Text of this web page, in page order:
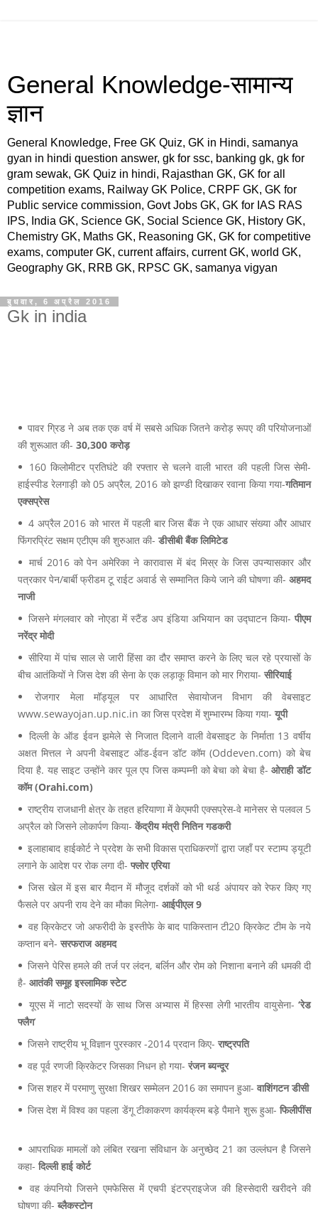
General Knowledge-सामान्य
ज्ञान
General Knowledge, Free GK Quiz, GK in Hindi, samanya
gyan in hindi question answer, gk for ssc, banking gk, gk for
gram sewak, GK Quiz in hindi, Rajasthan GK, GK for all
competition exams, Railway GK Police, CRPF GK, GK for
Public service commission, Govt Jobs GK, GK for IAS RAS
IPS, India GK, Science GK, Social Science GK, History GK,
Chemistry GK, Maths GK, Reasoning GK, GK for competitive
exams, computer GK, current affairs, current GK, world GK,
Geography GK, RRB GK, RPSC GK, samanya vigyan
बुधवार, 6 अप्रैल 2016
Gk in india
पावर ग्रिड ने अब तक एक वर्ष में सबसे अधिक जितने करोड़ रूपए की परियोजनाओं
की शुरूआत की- 30,300 करोड़
160 किलोमीटर प्रतिघंटे की रफ्तार से चलने वाली भारत की पहली जिस सेमी-
हाईस्पीड रेलगाड़ी को 05 अप्रैल, 2016 को झण्डी दिखाकर रवाना किया गया-गतिमान
एक्सप्रेस
4 अप्रैल 2016 को भारत में पहली बार जिस बैंक ने एक आधार संख्या और आधार
फिंगरप्रिंट सक्षम एटीएम की शुरुआत की- डीसीबी बैंक लिमिटेड
मार्च 2016 को पेन अमेरिका ने कारावास में बंद मिस्र के जिस उपन्यासकार और
पत्रकार पेन/बार्बी फ्रीडम टू राईट अवार्ड से सम्मानित किये जाने की घोषणा की- अहमद
नाजी
जिसने मंगलवार को नोएडा में स्टैंड अप इंडिया अभियान का उद्घाटन किया-पीएम
नरेंद्र मोदी
सीरिया में पांच साल से जारी हिंसा का दौर समाप्त करने के लिए चल रहे प्रयासों के
बीच आतंकियों ने जिस देश की सेना के एक लड़ाकू विमान को मार गिराया- सीरियाई
रोजगार मेला मॉड्यूल पर आधारित सेवायोजन विभाग की वेबसाइट
www.sewayojan.up.nic.in का जिस प्रदेश में शुम्भारम्भ किया गया- यूपी
दिल्ली के ऑड ईवन झमेले से निजात दिलाने वाली वेबसाइट के निर्माता 13 वर्षीय
अक्षत मित्तल ने अपनी वेबसाइट ऑड-ईवन डॉट कॉम (Oddeven.com) को बेच
दिया है. यह साइट उन्होंने कार पूल एप जिस कम्पम्नी को बेचा को बेचा है-ओराही डॉट
कॉम (Orahi.com)
राष्ट्रीय राजधानी क्षेत्र के तहत हरियाणा में केएमपी एक्सप्रेस-वे मानेसर से पलवल 5
अप्रैल को जिसने लोकार्पण किया- केंद्रीय मंत्री नितिन गडकरी
इलाहाबाद हाईकोर्ट ने प्रदेश के सभी विकास प्राधिकरणों द्वारा जहाँ पर स्टाम्प ड्यूटी
लगाने के आदेश पर रोक लगा दी- फ्लोर एरिया
जिस खेल में इस बार मैदान में मौजूद दर्शकों को भी थर्ड अंपायर को रेफर किए गए
फैसले पर अपनी राय देने का मौका मिलेगा- आईपीएल 9
वह क्रिकेटर जो अफरीदी के इस्तीफे के बाद पाकिस्तान टी20 क्रिकेट टीम के नये
कप्तान बने- सरफराज अहमद
जिसने पेरिस हमले की तर्ज पर लंदन, बर्लिन और रोम को निशाना बनाने की धमकी दी
है- आतंकी समूह इस्लामिक स्टेट
यूएस में नाटो सदस्यों के साथ जिस अभ्यास में हिस्सा लेगी भारतीय वायुसेना- ‘रेड
फ्लैग’
जिसने राष्ट्रीय भू विज्ञान पुरस्कार -2014 प्रदान किए- राष्ट्रपति
वह पूर्व रणजी क्रिकेटर जिसका निधन हो गया- रंजन ब्यन्दूर
जिस शहर में परमाणु सुरक्षा शिखर सम्मेलन 2016 का समापन हुआ- वाशिंगटन डीसी
जिस देश में विश्व का पहला डेंगू टीकाकरण कार्यक्रम बड़े पैमाने शुरू हुआ- फिलीपींस
आपराधिक मामलों को लंबित रखना संविधान के अनुच्छेद 21 का उल्लंघन है जिसने
कहा- दिल्ली हाई कोर्ट
वह कंपनियो जिसने एमफेसिस में एचपी इंटरप्राइजेज की हिस्सेदारी खरीदने की
घोषणा की- ब्लैकस्टोन